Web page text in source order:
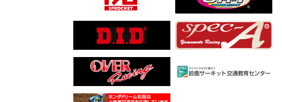
NC750X DCT【バイク女子ツーリング】